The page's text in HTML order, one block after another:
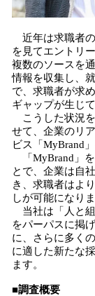
近年は求職者
を見てエントリ
複数のソースを
情報を収集し、
で、求職者が求
ギャップが生じ
こうした状況
せて、企業のリ
ビス「MyBrand
「MyBrand」を
とで、企業は自
き、求職者はよ
しが可能になりま
当社は「人と組
をパーパスに掲
に、さらに多く
に適した新たな
ます。
■調査概要